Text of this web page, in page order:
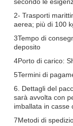
2- Trasporti
aerea; più di 100
3Tempo di
deposito
4Porto di carico:
5Termini di
6. Dettagli del
sarà avvolta con
imballata in casse
7Metodi di